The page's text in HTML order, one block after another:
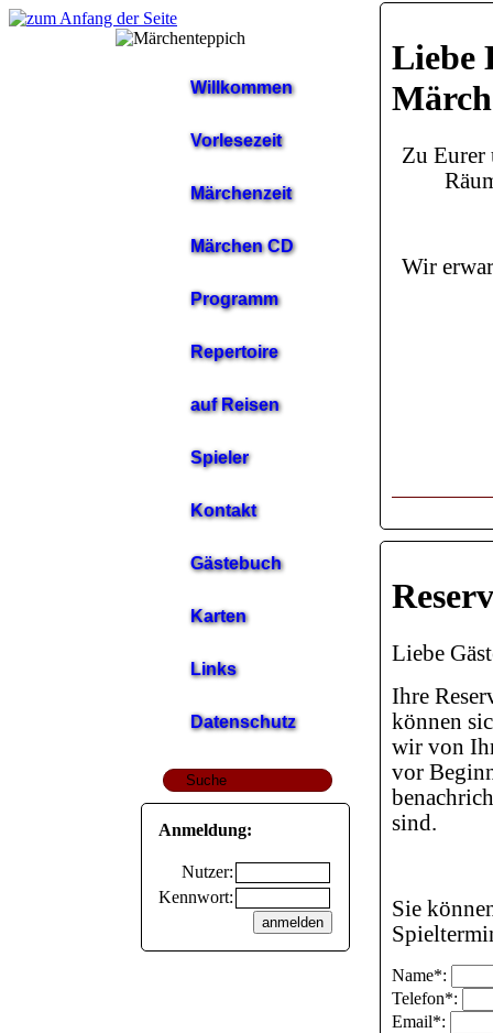
Willkommen
Vorlesezeit
Märchenzeit
Märchen CD
Programm
Repertoire
auf Reisen
Spieler
Kontakt
Gästebuch
Karten
Links
Datenschutz
Anmeldung:
Nutzer:
Kennwort:
Liebe
Zu Eurer
Wir
Liebe
Ihre
können
wir von
vor
sind.
Sie
Name*:
Telefon*:
Email*: